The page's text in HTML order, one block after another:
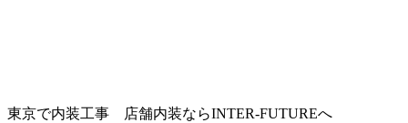
東京で内装工事 店舗内装ならINTER-FUTUREへ